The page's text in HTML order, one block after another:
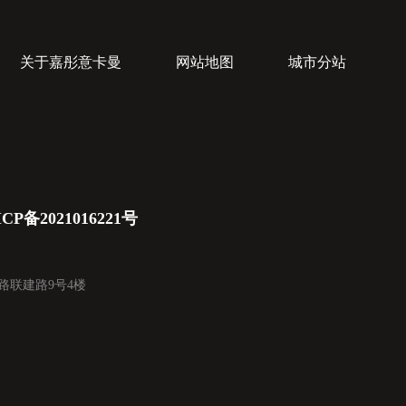
关于嘉彤意卡曼 网站地图 城市分站
备2021016221号
联建路9号4楼